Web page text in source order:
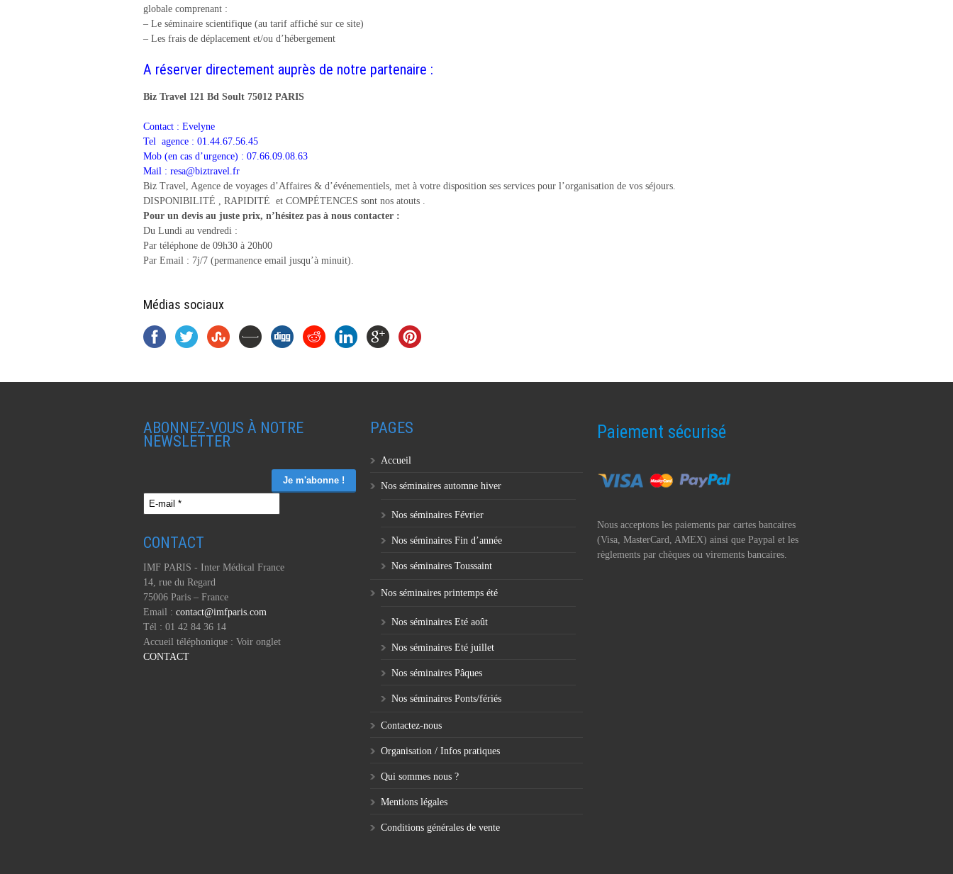
globale comprenant :
– Le séminaire scientifique (au tarif affiché sur ce site)
– Les frais de déplacement et/ou d’hébergement
A réserver directement auprès de notre partenaire :
Biz Travel 121 Bd Soult 75012 PARIS
Contact : Evelyne
Tel agence : 01.44.67.56.45
Mob (en cas d’urgence) : 07.66.09.08.63
Mail : resa@biztravel.fr
Biz Travel, Agence de voyages d’Affaires & d’événementiels, met à votre disposition ses services pour l’organisation de vos séjours.
DISPONIBILITÉ , RAPIDITÉ et COMPÉTENCES sont nos atouts .
Pour un devis au juste prix, n’hésitez pas à nous contacter :
Du Lundi au vendredi :
Par téléphone de 09h30 à 20h00
Par Email : 7j/7 (permanence email jusqu’à minuit).
Médias sociaux
ABONNEZ-VOUS À NOTRE
NEWSLETTER
CONTACT
IMF PARIS - Inter Médical France
14, rue du Regard
75006 Paris – France
Email : contact@imfparis.com
Tél : 01 42 84 36 14
Accueil téléphonique : Voir onglet
CONTACT
PAGES
Accueil
Nos séminaires automne hiver
Nos séminaires Février
Nos séminaires Fin d’année
Nos séminaires Toussaint
Nos séminaires printemps été
Nos séminaires Eté août
Nos séminaires Eté juillet
Nos séminaires Pâques
Nos séminaires Ponts/fériés
Contactez-nous
Organisation / Infos pratiques
Qui sommes nous ?
Mentions légales
Conditions générales de vente
Paiement sécurisé
Nous acceptons les paiements par cartes bancaires
(Visa, MasterCard, AMEX) ainsi que Paypal et les
règlements par chèques ou virements bancaires.